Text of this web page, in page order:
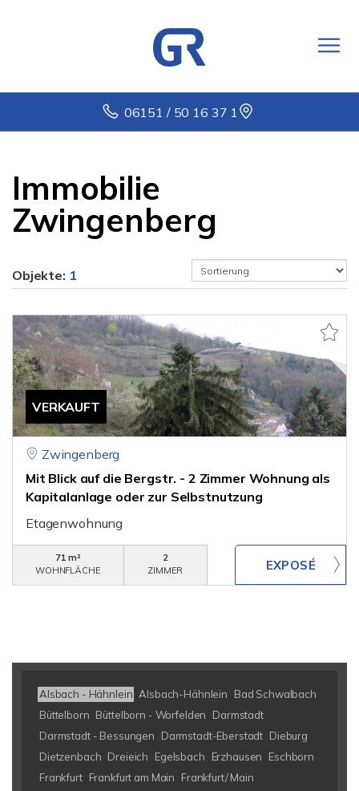
06151 / 50 16 37 1
Immobilie
Zwingenberg
Objekte: 1
VERKAUFT
Zwingenberg
Mit Blick auf die Bergstr. - 2 Zimmer Wohnung als
Kapitalanlage oder zur Selbstnutzung
Etagenwohnung
71 m²
WOHNFLÄCHE
2
ZIMMER
Alsbach - Hähnlein Alsbach-Hähnlein
Bad Schwalbach
Büttelborn Büttelborn - Worfelden
Darmstadt
Darmstadt - Bessungen
Darmstadt-Eberstadt Dieburg
Dietzenbach Dreieich Egelsbach Erzhausen
Eschborn
Frankfurt Frankfurt am Main
Frankfurt/ Main